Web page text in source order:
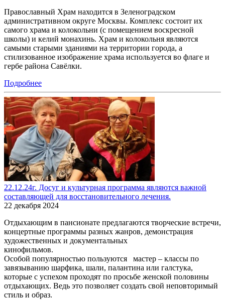
Православный Храм находится в Зеленоградском
административном округе Москвы. Комплекс состоит их
самого храма и колокольни (с помещением воскресной
школы) и келий монахинь. Храм и колокольня являются
самыми старыми зданиями на территории города, а
стилизованное изображение храма используется во флаге и
гербе района Савёлки.
Подробнее
22.12.24г. Досуг и культурная программа являются важной
составляющей для восстановительного лечения.
22 декабря 2024
Отдыхающим в пансионате предлагаются творческие встречи,
концертные программы разных жанров, демонстрация
художественных и документальных
кинофильмов.
Особой популярностью пользуются мастер – классы по
завязыванию шарфика, шали, палантина или галстука,
которые с успехом проходят по просьбе женской половины
отдыхающих. Ведь это позволяет создать свой неповторимый
стиль и образ.